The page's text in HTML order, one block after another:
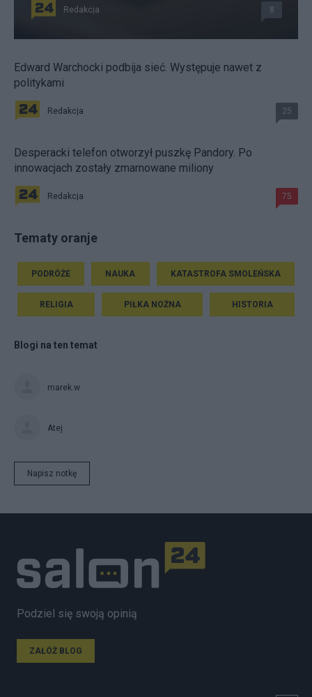
Redakcja 8
Edward Warchocki podbija sieć. Występuje nawet z
politykami
Redakcja 25
Desperacki telefon otworzył puszkę Pandory. Po
innowacjach zostały zmarnowane miliony
Redakcja 75
Tematy oranje
PODRÓŻE NAUKA KATASTROFA SMOLEŃSKA
RELIGIA PIŁKA NOŻNA HISTORIA
Blogi na ten temat
marek.w
Atej
Napisz notkę
Podziel się swoją opinią
ZAŁÓŻ BLOG